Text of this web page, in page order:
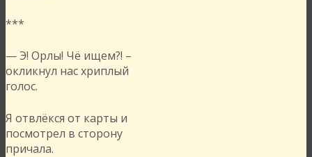
***
— Э! Орлы! Чё ищем?! –
окликнул нас хриплый
голос.
Я отвлёкся от карты и
посмотрел в сторону
причала.